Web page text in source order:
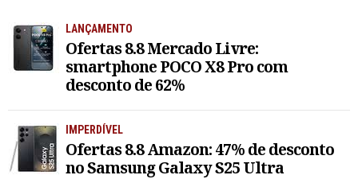
LANÇAMENTO
Ofertas 8.8 Mercado Livre:
smartphone POCO X8 Pro com
desconto de 62%
IMPERDÍVEL
Ofertas 8.8 Amazon: 47% de desconto
no Samsung Galaxy S25 Ultra